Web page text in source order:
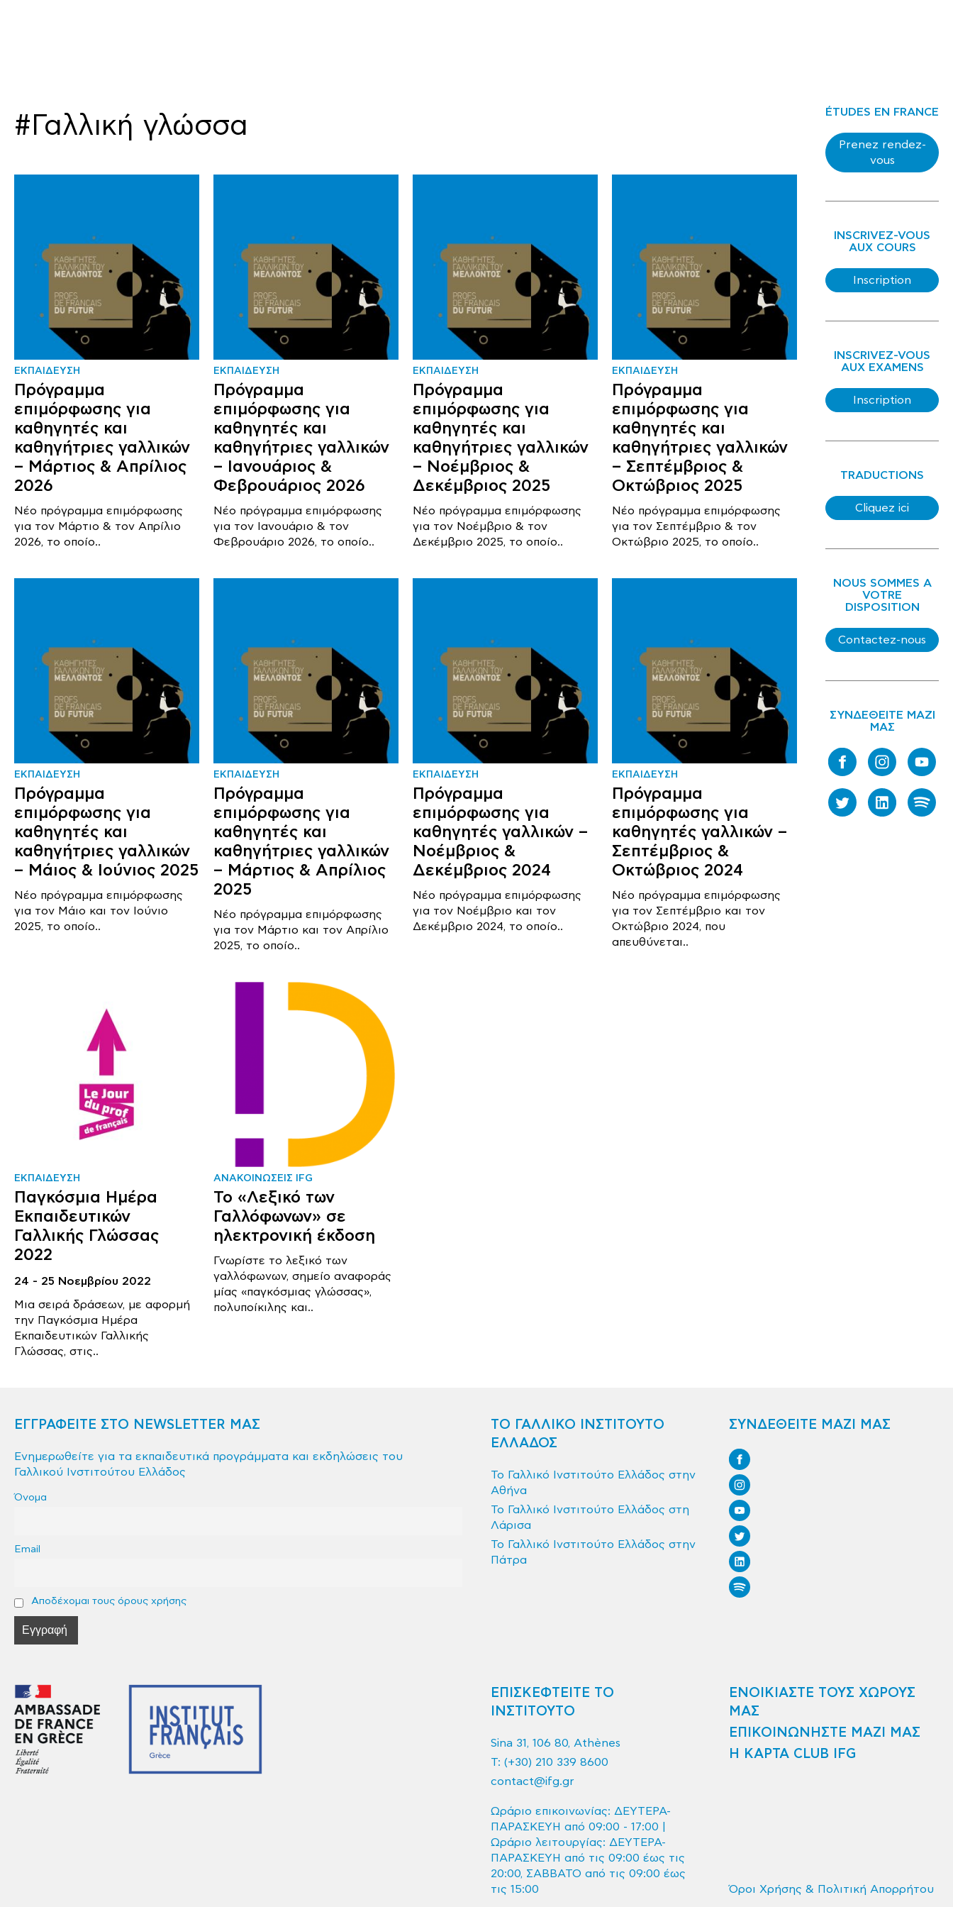
#Γαλλική γλώσσα
ΕΚΠΑΙΔΕΥΣΗ
Πρόγραμμα
επιμόρφωσης για
καθηγητές και
καθηγήτριες γαλλικών
– Μάρτιος & Απρίλιος
2026
Νέο πρόγραμμα επιμόρφωσης
για τον Μάρτιο & τον Απρίλιο
2026, το οποίο..
ΕΚΠΑΙΔΕΥΣΗ
Πρόγραμμα
επιμόρφωσης για
καθηγητές και
καθηγήτριες γαλλικών
– Ιανουάριος &
Φεβρουάριος 2026
Νέο πρόγραμμα επιμόρφωσης
για τον Ιανουάριο & τον
Φεβρουάριο 2026, το οποίο..
ΕΚΠΑΙΔΕΥΣΗ
Πρόγραμμα
επιμόρφωσης για
καθηγητές και
καθηγήτριες γαλλικών
– Νοέμβριος &
Δεκέμβριος 2025
Νέο πρόγραμμα επιμόρφωσης
για τον Νοέμβριο & τον
Δεκέμβριο 2025, το οποίο..
ΕΚΠΑΙΔΕΥΣΗ
Πρόγραμμα
επιμόρφωσης για
καθηγητές και
καθηγήτριες γαλλικών
– Σεπτέμβριος &
Οκτώβριος 2025
Νέο πρόγραμμα επιμόρφωσης
για τον Σεπτέμβριο & τον
Οκτώβριο 2025, το οποίο..
ΕΚΠΑΙΔΕΥΣΗ
Πρόγραμμα
επιμόρφωσης για
καθηγητές και
καθηγήτριες γαλλικών
– Μάιος & Ιούνιος 2025
Νέο πρόγραμμα επιμόρφωσης
για τον Μάιο και τον Ιούνιο
2025, το οποίο..
ΕΚΠΑΙΔΕΥΣΗ
Πρόγραμμα
επιμόρφωσης για
καθηγητές και
καθηγήτριες γαλλικών
– Μάρτιος & Απρίλιος
2025
Νέο πρόγραμμα επιμόρφωσης
για τον Μάρτιο και τον Απρίλιο
2025, το οποίο..
ΕΚΠΑΙΔΕΥΣΗ
Πρόγραμμα
επιμόρφωσης για
καθηγητές γαλλικών –
Νοέμβριος &
Δεκέμβριος 2024
Νέο πρόγραμμα επιμόρφωσης
για τον Νοέμβριο και τον
Δεκέμβριο 2024, το οποίο..
ΕΚΠΑΙΔΕΥΣΗ
Πρόγραμμα
επιμόρφωσης για
καθηγητές γαλλικών –
Σεπτέμβριος &
Οκτώβριος 2024
Νέο πρόγραμμα επιμόρφωσης
για τον Σεπτέμβριο και τον
Οκτώβριο 2024, που
απευθύνεται..
ΕΚΠΑΙΔΕΥΣΗ
Παγκόσμια Ημέρα
Εκπαιδευτικών
Γαλλικής Γλώσσας
2022
24 - 25 Νοεμβρίου 2022
Μια σειρά δράσεων, με αφορμή
την Παγκόσμια Ημέρα
Εκπαιδευτικών Γαλλικής
Γλώσσας, στις..
ΑΝΑΚΟΙΝΩΣΕΙΣ IFG
Το «Λεξικό των
Γαλλόφωνων» σε
ηλεκτρονική έκδοση
Γνωρίστε το λεξικό των
γαλλόφωνων, σημείο αναφοράς
μίας «παγκόσμιας γλώσσας»,
πολυποίκιλης και..
ÉTUDES EN FRANCE
Prenez rendez-
vous
INSCRIVEZ-VOUS
AUX COURS
Inscription
INSCRIVEZ-VOUS
AUX EXAMENS
Inscription
TRADUCTIONS
Cliquez ici
NOUS SOMMES A
VOTRE
DISPOSITION
Contactez-nous
ΣΥΝΔΕΘΕΙΤΕ ΜΑΖΙ
ΜΑΣ
ΕΓΓΡΑΦΕΙΤΕ ΣΤΟ NEWSLETTER ΜΑΣ
Ενημερωθείτε για τα εκπαιδευτικά προγράμματα και εκδηλώσεις του
Γαλλικού Ινστιτούτου Ελλάδος
Όνομα
Email
Αποδέχομαι τους όρους χρήσης
ΤΟ ΓΑΛΛΙΚΟ ΙΝΣΤΙΤΟΥΤΟ
ΕΛΛΑΔΟΣ
Το Γαλλικό Ινστιτούτο Ελλάδος στην
Αθήνα
Το Γαλλικό Ινστιτούτο Ελλάδος στη
Λάρισα
Το Γαλλικό Ινστιτούτο Ελλάδος στην
Πάτρα
ΣΥΝΔΕΘΕΙΤΕ ΜΑΖΙ ΜΑΣ
ΕΠΙΣΚΕΦΤΕΙΤΕ ΤΟ
ΙΝΣΤΙΤΟΥΤΟ
Sina 31, 106 80, Athènes
T: (+30) 210 339 8600
contact@ifg.gr
Ωράριο επικοινωνίας: ΔΕΥΤΕΡΑ-
ΠΑΡΑΣΚΕΥΗ από 09:00 - 17:00 |
Ωράριο λειτουργίας: ΔΕΥΤΕΡΑ-
ΠΑΡΑΣΚΕΥΗ από τις 09:00 έως τις
20:00, ΣΑΒΒΑΤΟ από τις 09:00 έως
τις 15:00
ΕΝΟΙΚΙΑΣΤΕ ΤΟΥΣ ΧΩΡΟΥΣ
ΜΑΣ
ΕΠΙΚΟΙΝΩΝΗΣΤΕ ΜΑΖΙ ΜΑΣ
Η ΚΑΡΤΑ CLUB IFG
Όροι Χρήσης & Πολιτική Απορρήτου